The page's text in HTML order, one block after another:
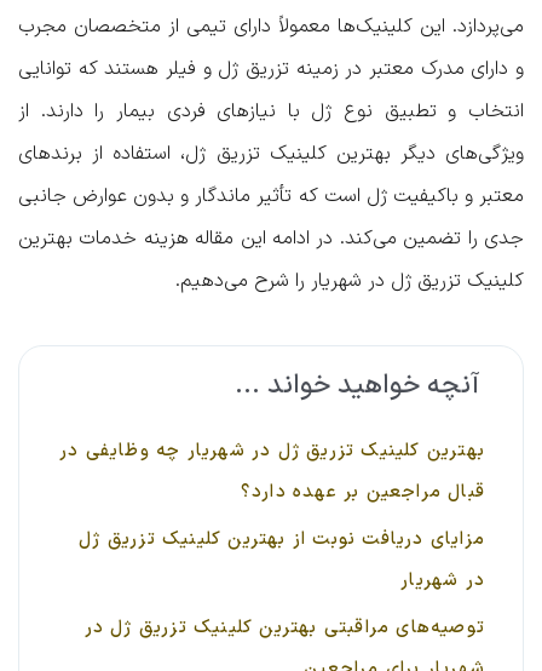
می‌پردازد. این کلینیک‌ها معمولاً دارای تیمی از متخصصان مجرب
و دارای مدرک معتبر در زمینه تزریق ژل و فیلر هستند که توانایی
انتخاب و تطبیق نوع ژل با نیازهای فردی بیمار را دارند. از
ویژگی‌های دیگر بهترین کلینیک تزریق ژل، استفاده از برندهای
معتبر و باکیفیت ژل است که تأثیر ماندگار و بدون عوارض جانبی
جدی را تضمین می‌کند. در ادامه این مقاله هزینه خدمات بهترین
کلینیک تزریق ژل در شهریار را شرح می‌دهیم.
آنچه خواهید خواند ...
بهترین کلینیک تزریق ژل در شهریار چه وظایفی در
قبال مراجعین بر عهده دارد؟
مزایای دریافت نوبت از بهترین کلینیک تزریق ژل
در شهریار
توصیه‌های مراقبتی بهترین کلینیک تزریق ژل در